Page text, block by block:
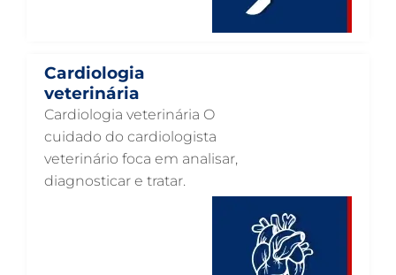
ANESTESIOLOGIA VETERINÁRIA EM GUARULHOS
ACUPUNTURA VETERINÁRIA EM GUARULHOS
VETERINÁRIO PARA GATOS
VETERINÁRIO PARA CACHORROS
VETERINÁRIO DE ANIMAIS SILVESTRES
VETERINÁRIO URGENTE
Cardiologia
veterinária
Cardiologia veterinária O
cuidado do cardiologista
veterinário foca em analisar,
diagnosticar e tratar.